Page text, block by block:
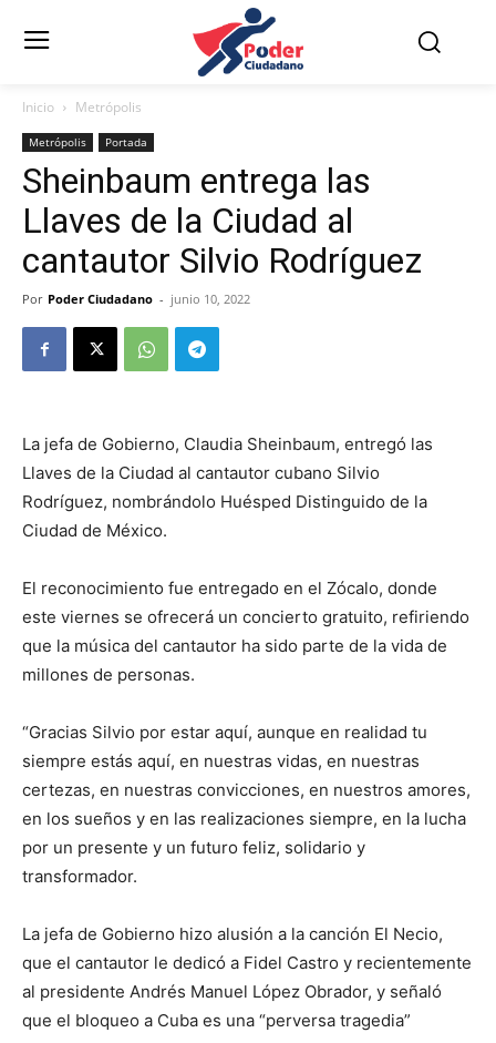
Inicio Metrópolis
Metrópolis Portada
Sheinbaum entrega las
Llaves de la Ciudad al
cantautor Silvio Rodríguez
Por Poder Ciudadano - junio 10, 2022
La jefa de Gobierno, Claudia Sheinbaum, entregó las
Llaves de la Ciudad al cantautor cubano Silvio
Rodríguez, nombrándolo Huésped Distinguido de la
Ciudad de México.
El reconocimiento fue entregado en el Zócalo, donde
este viernes se ofrecerá un concierto gratuito, refiriendo
que la música del cantautor ha sido parte de la vida de
millones de personas.
“Gracias Silvio por estar aquí, aunque en realidad tu
siempre estás aquí, en nuestras vidas, en nuestras
certezas, en nuestras convicciones, en nuestros amores,
en los sueños y en las realizaciones siempre, en la lucha
por un presente y un futuro feliz, solidario y
transformador.
La jefa de Gobierno hizo alusión a la canción El Necio,
que el cantautor le dedicó a Fidel Castro y recientemente
al presidente Andrés Manuel López Obrador, y señaló
que el bloqueo a Cuba es una “perversa tragedia”